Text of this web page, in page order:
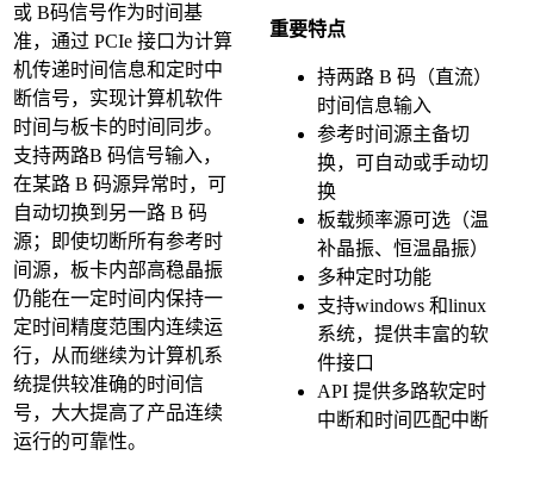
或 B码信号作为时间基
准，通过 PCIe 接口为计算
机传递时间信息和定时中
断信号，实现计算机软件
时间与板卡的时间同步。
支持两路B 码信号输入，
在某路 B 码源异常时，可
自动切换到另一路 B 码
源；即使切断所有参考时
间源，板卡内部高稳晶振
仍能在一定时间内保持一
定时间精度范围内连续运
行，从而继续为计算机系
统提供较准确的时间信
号，大大提高了产品连续
运行的可靠性。
重要特点
持两路 B 码（直流）
时间信息输入
参考时间源主备切
换，可自动或手动切
换
板载频率源可选（温
补晶振、恒温晶振）
多种定时功能
支持windows 和linux
系统，提供丰富的软
件接口
API 提供多路软定时
中断和时间匹配中断